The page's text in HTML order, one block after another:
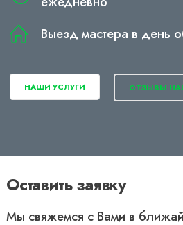
Выезд мастера в день
НАШИ УСЛУГИ ОТЗЫВЫ
Оставить заявку
Мы свяжемся с Вами в